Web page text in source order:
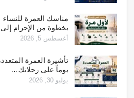
مناسك العمرة
بخطوة من الإحرام
أغسطس 5, 2026
يوماً على رحلاتك…
يوليو 30, 2026